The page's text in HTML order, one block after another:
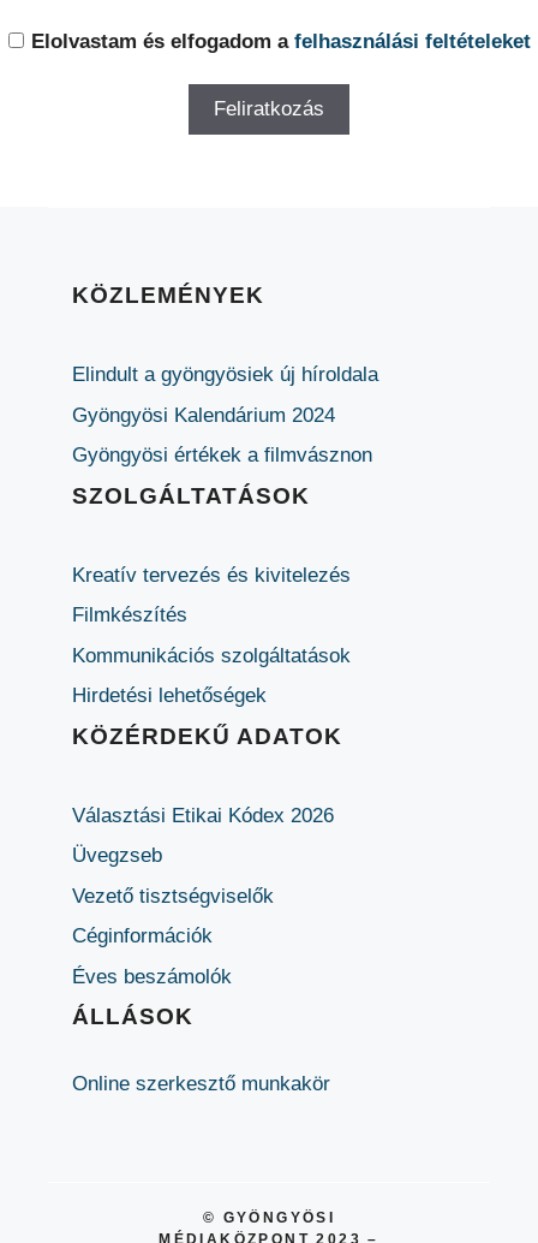
Elolvastam és elfogadom a felhasználási feltételeket
KÖZLEMÉNYEK
Elindult a gyöngyösiek új híroldala
Gyöngyösi Kalendárium 2024
Gyöngyösi értékek a filmvásznon
SZOLGÁLTATÁSOK
Kreatív tervezés és kivitelezés
Filmkészítés
Kommunikációs szolgáltatások
Hirdetési lehetőségek
KÖZÉRDEKŰ ADATOK
Választási Etikai Kódex 2026
Üvegzseb
Vezető tisztségviselők
Céginformációk
Éves beszámolók
ÁLLÁSOK
Online szerkesztő munkakör
© GYÖNGYÖSI
MÉDIAKÖZPONT 2023 –